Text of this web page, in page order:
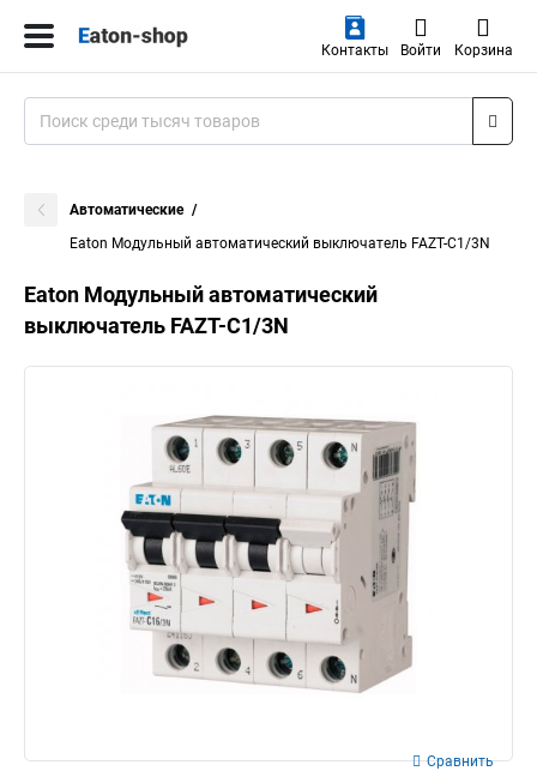
Контакты Войти Корзина
Автоматические
Eaton Модульный автоматический выключатель FAZT-C1/3N
Eaton Модульный автоматический
выключатель FAZT-C1/3N
Сравнить